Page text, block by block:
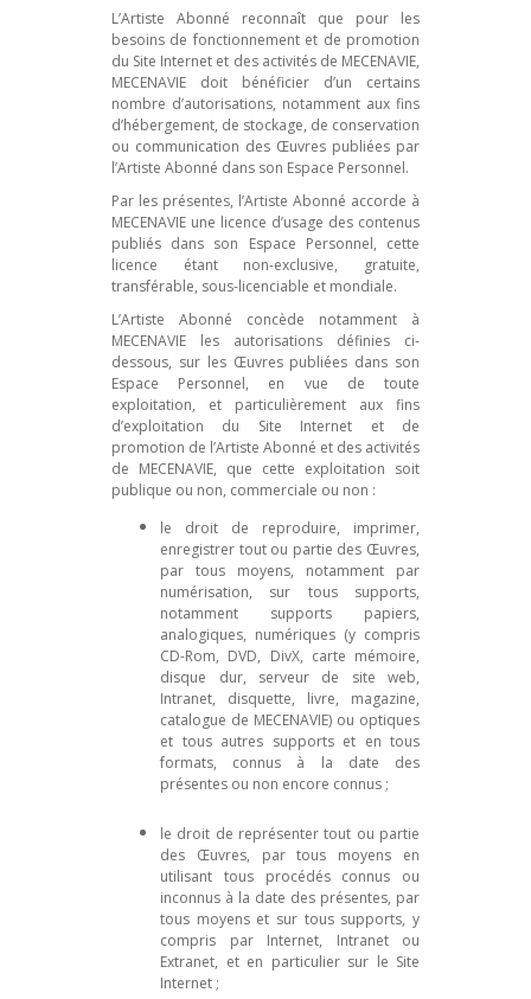
L’Artiste Abonné reconnaît que pour les
besoins de fonctionnement et de promotion
du Site Internet et des activités de MECENAVIE,
MECENAVIE doit bénéficier d’un certains
nombre d’autorisations, notamment aux fins
d’hébergement, de stockage, de conservation
ou communication des Œuvres publiées par
l’Artiste Abonné dans son Espace Personnel.
Par les présentes, l’Artiste Abonné accorde à
MECENAVIE une licence d’usage des contenus
publiés dans son Espace Personnel, cette
licence étant non-exclusive, gratuite,
transférable, sous-licenciable et mondiale.
L’Artiste Abonné concède notamment à
MECENAVIE les autorisations définies ci-
dessous, sur les Œuvres publiées dans son
Espace Personnel, en vue de toute
exploitation, et particulièrement aux fins
d’exploitation du Site Internet et de
promotion de l’Artiste Abonné et des activités
de MECENAVIE, que cette exploitation soit
publique ou non, commerciale ou non :
le droit de reproduire, imprimer,
enregistrer tout ou partie des Œuvres,
par tous moyens, notamment par
numérisation, sur tous supports,
notamment supports papiers,
analogiques, numériques (y compris
CD-Rom, DVD, DivX, carte mémoire,
disque dur, serveur de site web,
Intranet, disquette, livre, magazine,
catalogue de MECENAVIE) ou optiques
et tous autres supports et en tous
formats, connus à la date des
présentes ou non encore connus ;
le droit de représenter tout ou partie
des Œuvres, par tous moyens en
utilisant tous procédés connus ou
inconnus à la date des présentes, par
tous moyens et sur tous supports, y
compris par Internet, Intranet ou
Extranet, et en particulier sur le Site
Internet ;